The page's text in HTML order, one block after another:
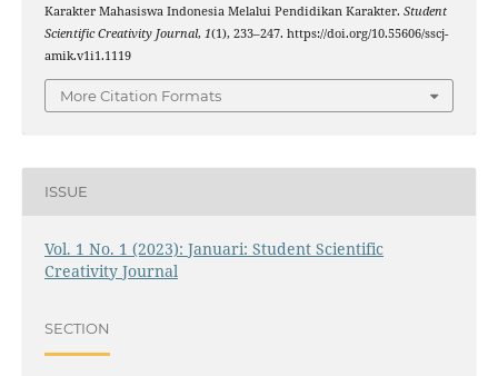
Karakter Mahasiswa Indonesia Melalui Pendidikan Karakter. Student
Scientific Creativity Journal, 1(1), 233–247. https://doi.org/10.55606/sscj-
amik.v1i1.1119
More Citation Formats
ISSUE
Vol. 1 No. 1 (2023): Januari: Student Scientific
Creativity Journal
SECTION